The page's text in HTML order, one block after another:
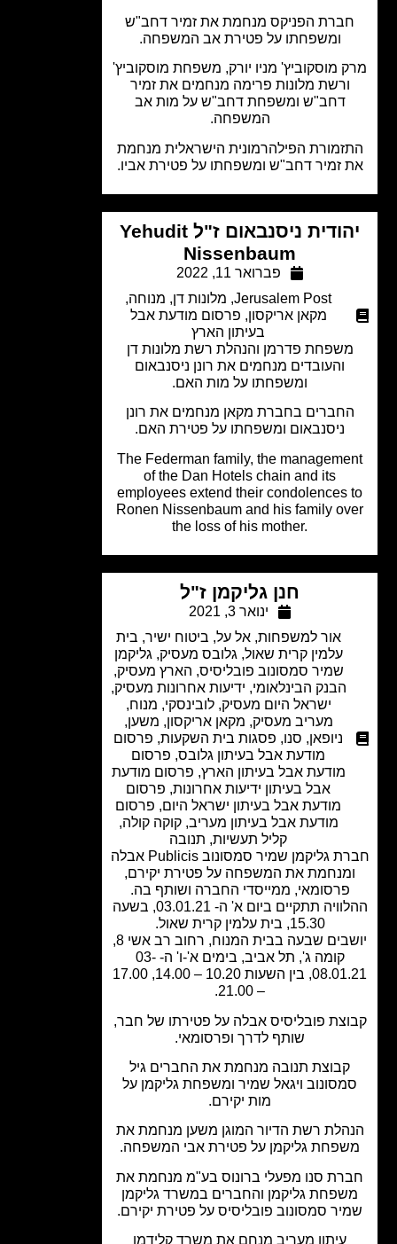
הפניקס מנחמת את זמיר דחב"ש
ומשפחתו על פטירת אב המשפחה.
מוסקוביץ' מניו יורק, משפחת מוסקוביץ'
ורשת מלונות פרימה מנחמים את זמיר
דחב"ש ומשפחת דחב"ש על מות אב
המשפחה.
הפילהרמונית הישראלית מנחמת
זמיר דחב"ש ומשפחתו על פטירת אביו.
יהודית ניסנבאום ז"ל Yehudit
Nissenbaum
פברואר 11, 2022
Jerusalem Post
,מלונות דן,מנוחה,
מקאן אריקסון ,פרסום מודעת אבל
בעיתון הארץ
פדרמן והנהלת רשת מלונות דן
והעובדים מנחמים את רונן ניסנבאום
ומשפחתו על מות האם.
בחברת מקאן מנחמים את רונן
ניסנבאום ומשפחתו על פטירת האם.
The Federman family, the
of the Dan Hotels chain and its
employees extend their condolences
Ronen Nissenbaum and his family
the loss of his mother.
חנן גליקמן ז"ל
ינואר 3, 2021
אור למשפחות,אל על, ביטוח ישיר,בית
עלמין קרית שאול,גלובס מעסיק, גליקמן
שמיר סמסונוב פובליסיס,הארץ מעסיק,
הבנק הבינלאומי,ידיעות אחרונות מעסיק,
ישראל היום מעסיק, לובינסקי,מנוח,
מעריב מעסיק, מקאן אריקסון ,משען,
ניופאן
סנו,פסגות בית השקעות,פרסום
מודעת אבל בעיתון גלובס, פרסום
מודעת אבל בעיתון הארץ,פרסום מודעת
אבל בעיתון ידיעות אחרונות,פרסום
מודעת אבל בעיתון ישראל היום,פרסום
מודעת אבל בעיתון מעריב, קוקה קולה,
קליל תעשיות ,תנובה
חברת גליקמן שמיר סמסונוב Publicis אבלה
את המשפחה על פטירת יקירם,
פרסומאי, ממייסדי החברה ושותף בה.
ההלוויה תתקיים ביום א' ה- 03.01.21, בשעה
יושבים שבעה בבית המנוח, רחוב רב אשי 8,
קומה ג', תל אביב, בימים א'-ו' ה- 03-
08.01.21, בין השעות 10.20 – 14.00, 17.00
פובליסיס אבלה על פטירתו של חבר,
שותף לדרך ופרסומאי.
קבוצת תנובה מנחמת את החברים גיל
ויגאל שמיר ומשפחת גליקמן על
מות יקירם.
רשת הדיור המוגן משען מנחמת את
גליקמן על פטירת אבי המשפחה.
סנו מפעלי ברונוס בע"מ מנחמת את
גליקמן והחברים במשרד גליקמן
סמסונוב פובליסיס על פטירת יקירם.
עיתון מעריב מנחם את משרד קלידמן